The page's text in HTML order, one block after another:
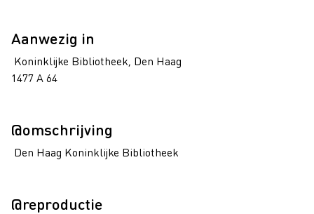
Aanwezig in
Koninklijke Bibliotheek, Den Haag
1477 A 64
@omschrijving
Den Haag Koninklijke Bibliotheek
@reproductie